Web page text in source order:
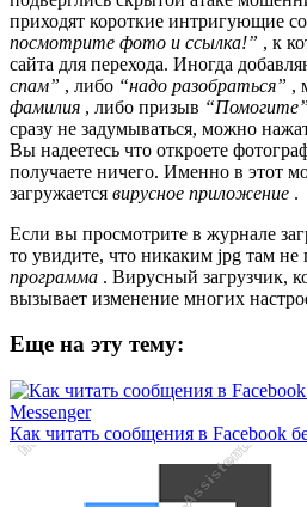
приходят короткие интригующие
посмотрите фото и ссылка!” , к
сайта для перехода. Иногда
спам” , либо “надо разобраться” ,
фамилия , либо призыв “Помогите”
сразу не задумываться, можно
Вы надеетесь что откроете
получаете ничего. Именно в этот
загружается вирусное приложение .
Если вы просмотрите в журнале
то увидите, что никаким jpg там не
программа . Вирусный загрузчик,
вызывает изменение многих
Еще на эту тему:
Как читать сообщения в Facebook